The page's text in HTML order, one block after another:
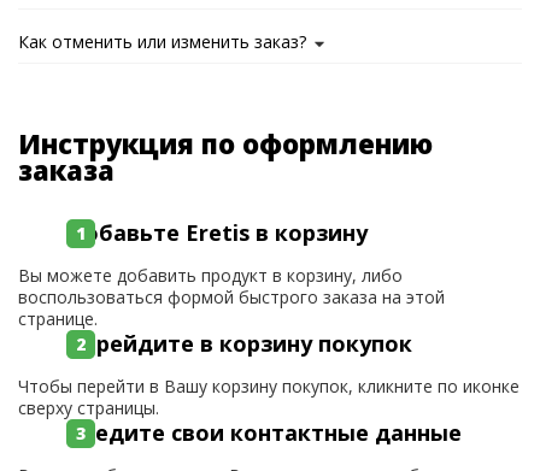
Как отменить или изменить заказ?
Инструкция по оформлению
заказа
Добавьте Eretis в корзину
Вы можете добавить продукт в корзину, либо
воспользоваться формой быстрого заказа на этой
странице.
Перейдите в корзину покупок
Чтобы перейти в Вашу корзину покупок, кликните по иконке
сверху страницы.
Введите свои контактные данные